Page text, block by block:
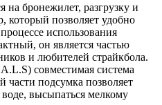
на бронежилет, разгрузку и
который позволяет удобно
использования
он является частью
и любителей страйкбола.
совместимая система
подсумка позволяет
высыпаться мелкому